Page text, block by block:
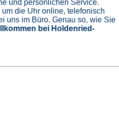
und persönlichen Service.
die Uhr online, telefonisch
uns im Büro. Genau so, wie Sie
bei Holdenried-